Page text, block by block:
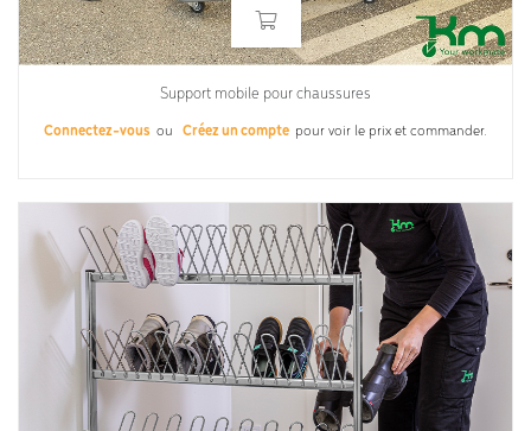
Support mobile pour chaussures
Connectez-vous ou Créez un compte pour voir le prix et commander.